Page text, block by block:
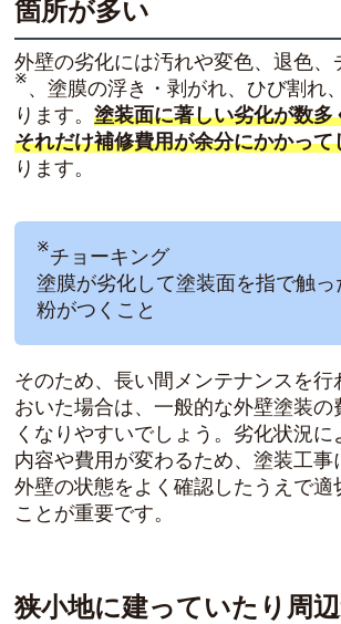
箇所が多い
外壁の劣化には汚れや変色、退色、
※、塗膜の浮き・剥がれ、ひび割れ
ります。塗装面に著しい劣化が数多
それだけ補修費用が余分にかかって
ります。
※チョーキング
塗膜が劣化して塗装面を指で触
粉がつくこと
そのため、長い間メンテナンスを行
おいた場合は、一般的な外壁塗装の
くなりやすいでしょう。劣化状況
内容や費用が変わるため、塗装工事
外壁の状態をよく確認したうえで適
ことが重要です。
狭小地に建っていたり周